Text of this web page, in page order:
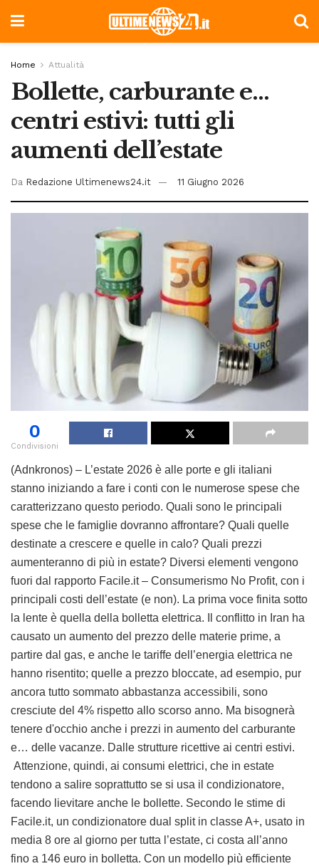
Home Attualità
Bollette, carburante e…
centri estivi: tutti gli
aumenti dell’estate
Da Redazione Ultimenews24.it 11 Giugno 2026
0
Condivisioni
(Adnkronos) – L’estate 2026 è alle porte e gli italiani
stanno iniziando a fare i conti con le numerose spese che
caratterizzano questo periodo. Quali sono le principali
spese che le famiglie dovranno affrontare? Quali quelle
destinate a crescere e quelle in calo? Quali prezzi
aumenteranno di più in estate? Diversi elementi vengono
fuori dal rapporto Facile.it – Consumerismo No Profit, con i
principali costi dell’estate (e non). La prima voce finita sotto
la lente è quella della bolletta elettrica. Il conflitto in Iran ha
causato un aumento del prezzo delle materie prime, a
partire dal gas, e anche le tariffe dell’energia elettrica ne
hanno risentito; quelle a prezzo bloccate, ad esempio, pur
ancora tutto sommato abbastanza accessibili, sono
cresciute del 4% rispetto allo scorso anno. Ma bisognerà
tenere d'occhio anche i prezzi in aumento del carburante
e… delle vacanze. Dalle strutture ricettive ai centri estivi.
Attenzione, quindi, ai consumi elettrici, che in estate
tendono a salire soprattutto se si usa il condizionatore,
facendo lievitare anche le bollette. Secondo le stime di
Facile.it, un condizionatore dual split in classe A+, usato in
media 8 ore al giorno per tutta l’estate, ci costa all’anno
fino a 146 euro in bolletta. Con un modello più efficiente